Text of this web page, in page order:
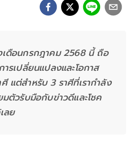
ดือนกรกฎาคม 2568 นี้ ถือ
ารเปลี่ยนแปลงและโอกาส
แต่สำหรับ 3 ราศีที่เรากำลัง
มตัวรับมือกับข่าวดีและโชค
ลย